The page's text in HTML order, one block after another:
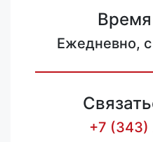
Ежедневно,
+7